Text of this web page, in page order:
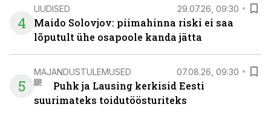
4
UUDISED 29.07.26, 09:30
Maido Solovjov: piimahinna riski ei saa
lõputult ühe osapoole kanda jätta
5
MAJANDUSTULEMUSED 07.08.26, 09:30
Puhk ja Lausing kerkisid Eesti
suurimateks toidutöösturiteks